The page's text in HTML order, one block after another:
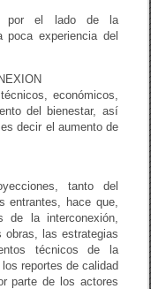
por el lado de la
poca experiencia del
económicos,
del bienestar, así
decir el aumento de
tanto del
entrantes, hace que,
de la interconexión,
obras, las estrategias
técnicos de la
reportes de calidad
parte de los actores